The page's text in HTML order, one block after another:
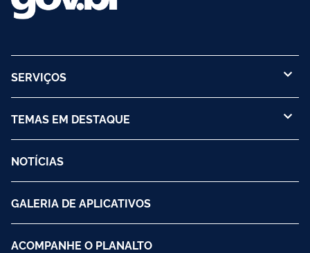
SERVIÇOS
TEMAS EM DESTAQUE
NOTÍCIAS
GALERIA DE APLICATIVOS
ACOMPANHE O PLANALTO